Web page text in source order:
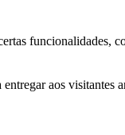
funcionalidades,
aos visitantes